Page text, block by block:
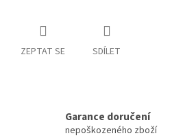
ZEPTAT SE SDÍLET
Garance doručení
nepoškozeného zboží